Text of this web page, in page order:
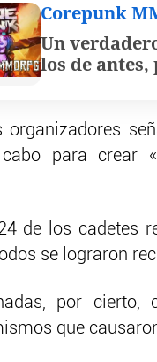
Corepunk
Un
los de
organizadores
cabo para crear
de los cadetes
se lograron
por cierto,
que